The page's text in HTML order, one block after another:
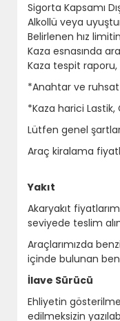
Sigorta Kapsamı
Alkollü veya
Belirlenen hız
Kaza esnasında
Kaza tespit
*Anahtar ve ruhsat
*Kaza harici Lastik,
Lütfen genel
Araç kiralama
Yakıt
Akaryakıt
seviyede teslim
Araçlarımızda
içinde bulunan
İlave Sürücü
Ehliyetin
edilmeksizin